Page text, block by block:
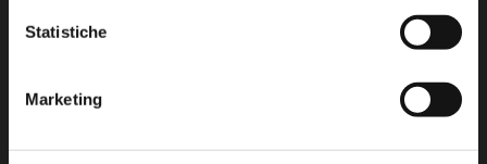
Statistiche
Marketing
VAT no. 02196040964 - Tax code 09191700153